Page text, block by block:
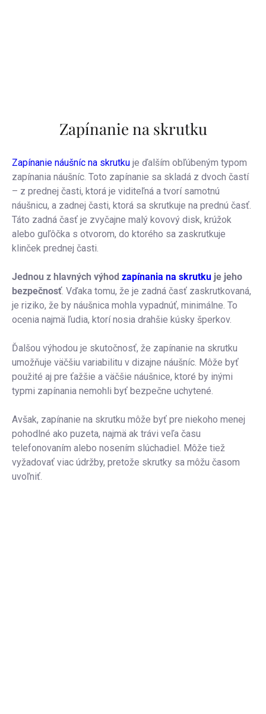
Zapínanie na skrutku
Zapínanie náušníc na skrutku je ďalším obľúbeným typom
zapínania náušníc. Toto zapínanie sa skladá z dvoch častí
– z prednej časti, ktorá je viditeľná a tvorí samotnú
náušnicu, a zadnej časti, ktorá sa skrutkuje na prednú časť.
Táto zadná časť je zvyčajne malý kovový disk, krúžok
alebo guľôčka s otvorom, do ktorého sa zaskrutkuje
klinček prednej časti.
Jednou z hlavných výhod zapínania na skrutku je jeho
bezpečnosť. Vďaka tomu, že je zadná časť zaskrutkovaná,
je riziko, že by náušnica mohla vypadnúť, minimálne. To
ocenia najmä ľudia, ktorí nosia drahšie kúsky šperkov.
Ďalšou výhodou je skutočnosť, že zapínanie na skrutku
umožňuje väčšiu variabilitu v dizajne náušníc. Môže byť
použité aj pre ťažšie a väčšie náušnice, ktoré by inými
typmi zapínania nemohli byť bezpečne uchytené.
Avšak, zapínanie na skrutku môže byť pre niekoho menej
pohodlné ako puzeta, najmä ak trávi veľa času
telefonovaním alebo nosením slúchadiel. Môže tiež
vyžadovať viac údržby, pretože skrutky sa môžu časom
uvoľniť.